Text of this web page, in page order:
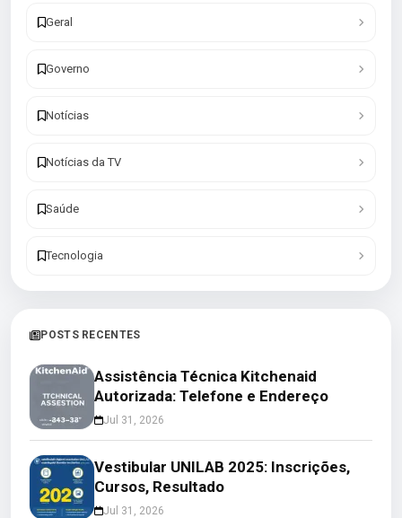
Geral
Governo
Notícias
Notícias da TV
Saúde
Tecnologia
POSTS RECENTES
Assistência Técnica Kitchenaid
Autorizada: Telefone e Endereço
Jul 31, 2026
Vestibular UNILAB 2025: Inscrições,
Cursos, Resultado
Jul 31, 2026